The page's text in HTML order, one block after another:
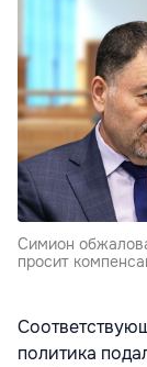
Симион
просит
политика